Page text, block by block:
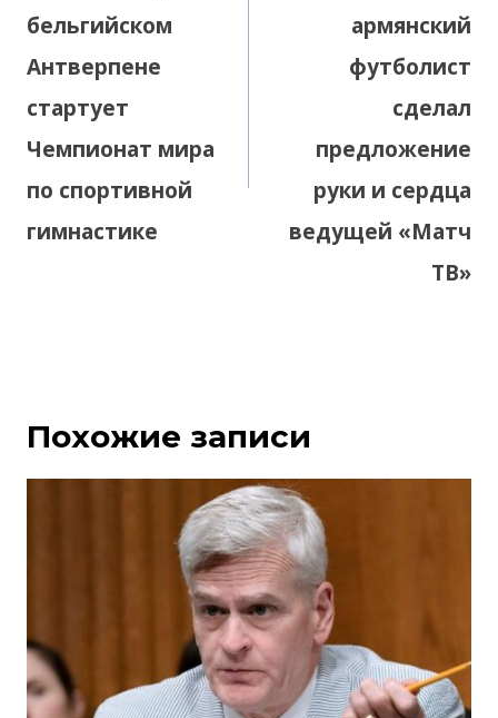
бельгийском
Антверпене
стартует
Чемпионат мира
по спортивной
гимнастике
армянский
футболист
сделал
предложение
руки и сердца
ведущей «Матч
ТВ»
Похожие записи